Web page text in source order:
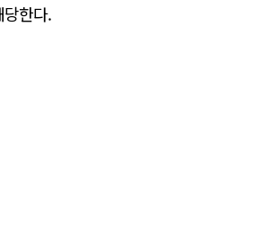
한다.